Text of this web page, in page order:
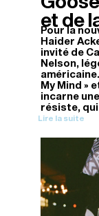
et de
Pour la
Haider
invité de
Nelson,
My Mind »
incarne
résiste,
Lire la suite